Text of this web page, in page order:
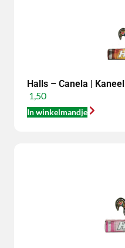
Halls – Canela | Kaneel
1,50
In winkelmandje